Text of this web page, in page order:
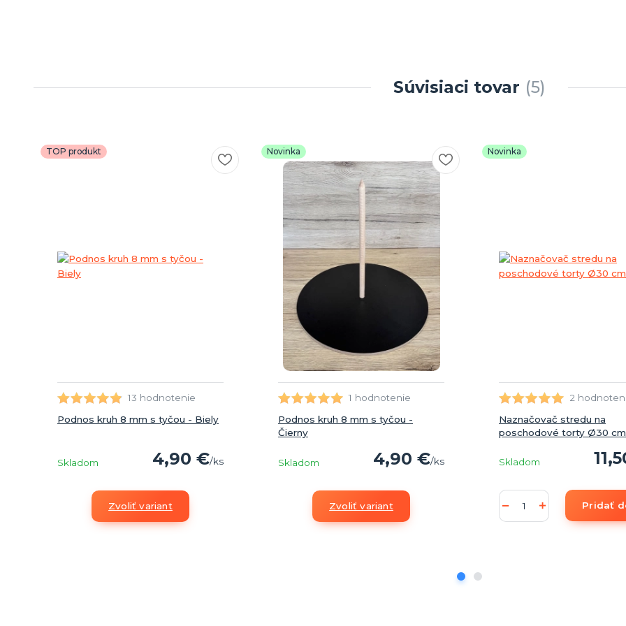
Súvisiaci tovar 5
TOP produkt
13 hodnotenie
Podnos kruh 8 mm s tyčou - Biely
4,90 €/ks
Skladom
Zvoliť variant
Novinka
1 hodnotenie
Podnos kruh 8 mm s tyčou -
Čierny
4,90 €/ks
Skladom
Zvoliť variant
Novinka
2
Naznačovač stredu na
poschodové torty Ø30 cm
Skladom
Pridať